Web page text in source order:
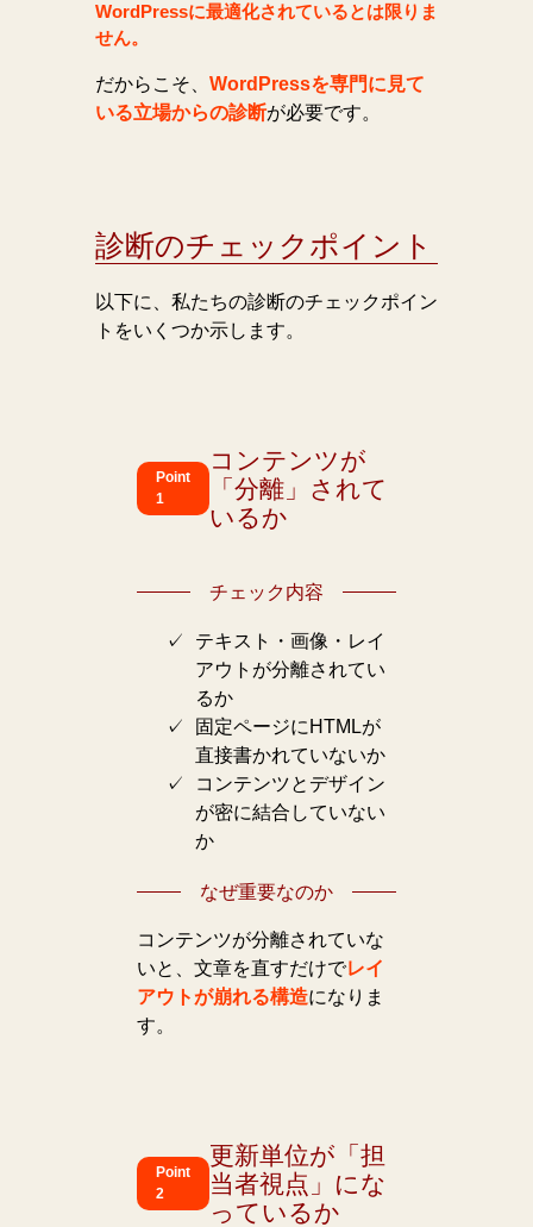
WordPressに最適化されているとは限りま
せん。
だからこそ、 WordPressを専門に見て
いる立場からの診断が必要です。
診断のチェックポイント
以下に、私たちの診断のチェックポイン
トをいくつか示します。
Point
1
コンテンツが
「分離」されて
いるか
チェック内容
テキスト・画像・レイ
アウトが分離されてい
るか
固定ページにHTMLが
直接書かれていないか
コンテンツとデザイン
が密に結合していない
か
なぜ重要なのか
コンテンツが分離されていな
いと、文章を直すだけでレイ
アウトが崩れる構造になりま
す。
Point
2
更新単位が「担
当者視点」にな
っているか